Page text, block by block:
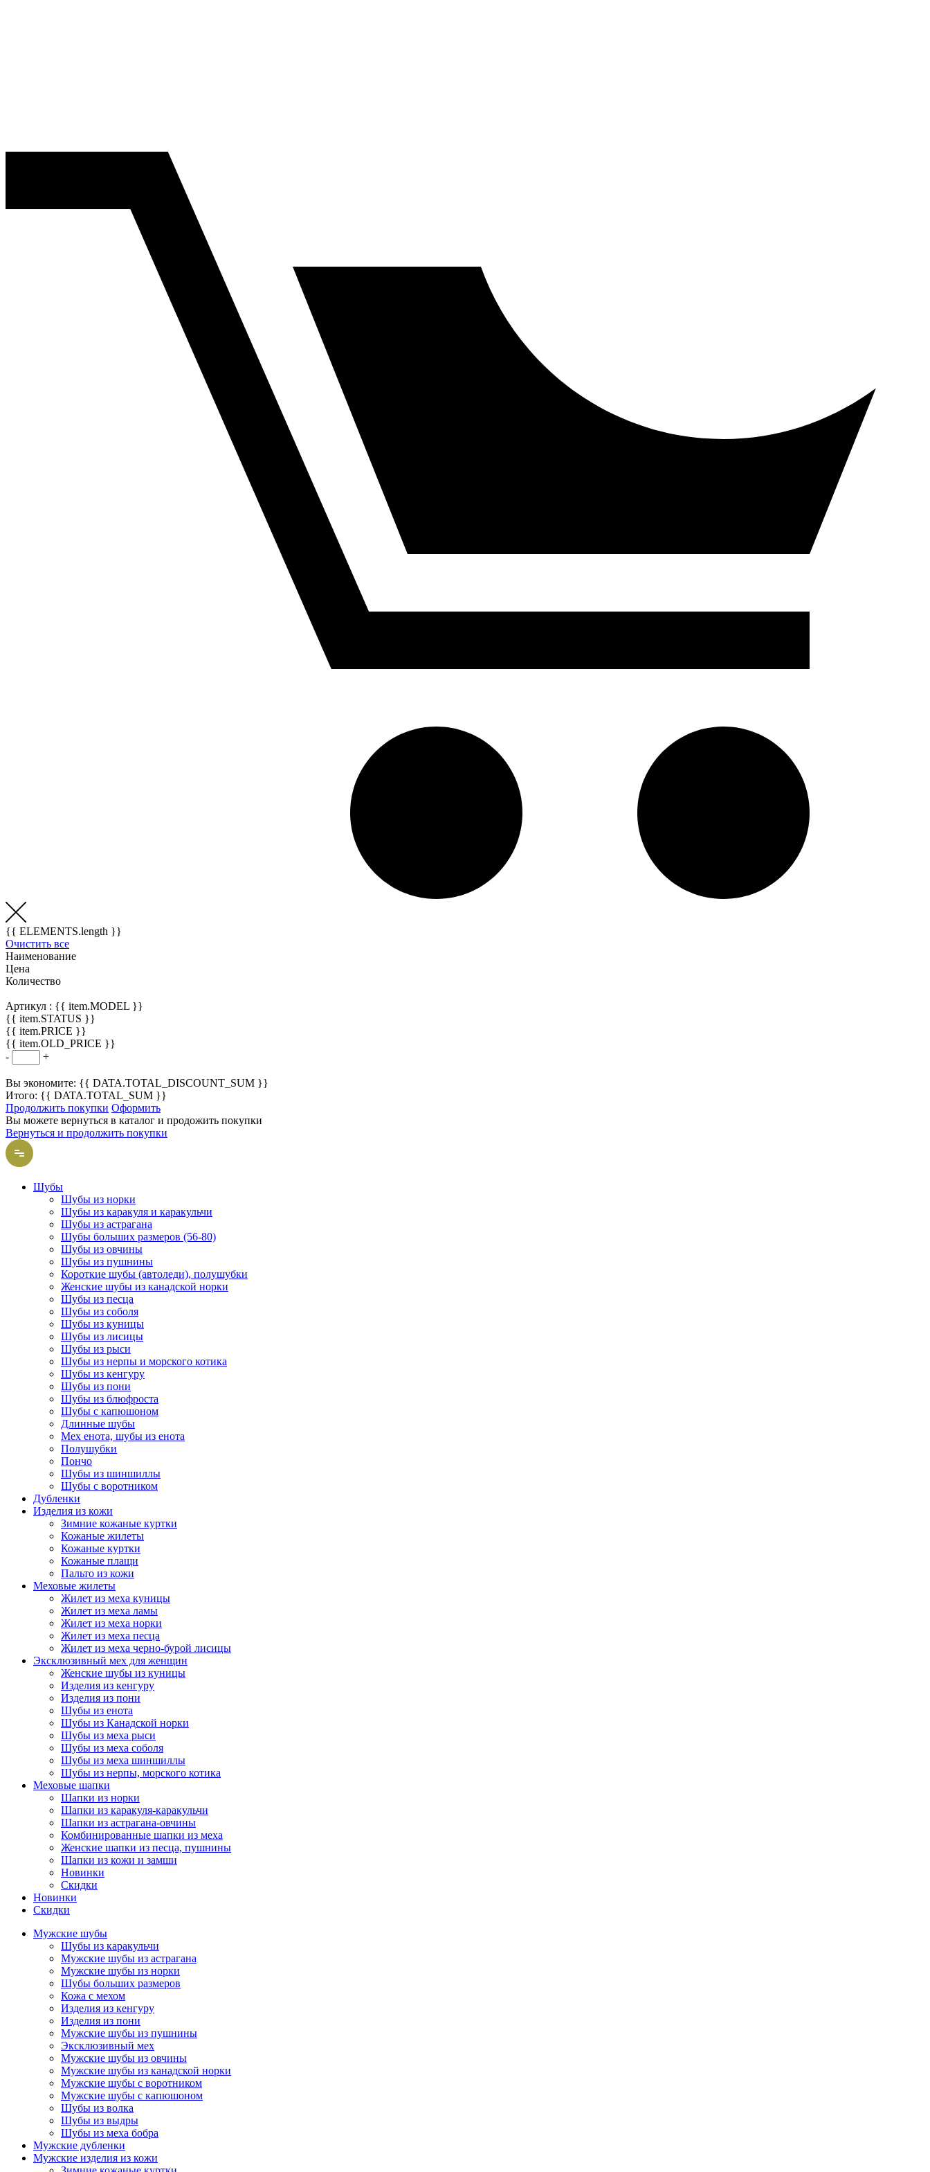
{{ ELEMENTS.length }}
Очистить все
Наименование
Цена
Количество
Артикул : {{ item.MODEL }}
{{ item.STATUS }}
{{ item.PRICE }}
{{ item.OLD_PRICE }}
-
+
Вы экономите: {{ DATA.TOTAL_DISCOUNT_SUM }}
Итого: {{ DATA.TOTAL_SUM }}
Продолжить покупки Оформить
Вы можете вернуться в каталог и продожить покупки
Вернуться и продолжить покупки
Шубы
Шубы из норки
Шубы из каракуля и каракульчи
Шубы из астрагана
Шубы больших размеров (56-80)
Шубы из овчины
Шубы из пушнины
Короткие шубы (автоледи), полушубки
Женские шубы из канадской норки
Шубы из песца
Шубы из соболя
Шубы из куницы
Шубы из лисицы
Шубы из рыси
Шубы из нерпы и морского котика
Шубы из кенгуру
Шубы из пони
Шубы из блюфроста
Шубы с капюшоном
Длинные шубы
Мех енота, шубы из енота
Полушубки
Пончо
Шубы из шиншиллы
Шубы с воротником
Дубленки
Изделия из кожи
Зимние кожаные куртки
Кожаные жилеты
Кожаные куртки
Кожаные плащи
Пальто из кожи
Меховые жилеты
Жилет из меха куницы
Жилет из меха ламы
Жилет из меха норки
Жилет из меха песца
Жилет из меха черно-бурой лисицы
Эксклюзивный мех для женщин
Женские шубы из куницы
Изделия из кенгуру
Изделия из пони
Шубы из енота
Шубы из Канадской норки
Шубы из меха рыси
Шубы из меха соболя
Шубы из меха шиншиллы
Шубы из нерпы, морского котика
Меховые шапки
Шапки из норки
Шапки из каракуля-каракульчи
Шапки из астрагана-овчины
Комбинированные шапки из меха
Женские шапки из песца, пушнины
Шапки из кожи и замши
Новинки
Скидки
Новинки
Скидки
Мужские шубы
Шубы из каракульчи
Мужские шубы из астрагана
Мужские шубы из норки
Шубы больших размеров
Кожа с мехом
Изделия из кенгуру
Изделия из пони
Мужские шубы из пушнины
Эксклюзивный мех
Мужские шубы из овчины
Мужские шубы из канадской норки
Мужские шубы с воротником
Мужские шубы с капюшоном
Шубы из волка
Шубы из выдры
Шубы из меха бобра
Мужские дубленки
Мужские изделия из кожи